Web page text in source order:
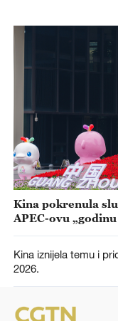
Kina pokrenula
APEC-ovu
Kina iznijela temu i
2026.